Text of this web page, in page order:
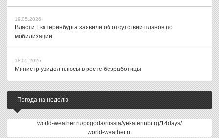
19.05.2026
Власти Екатеринбурга заявили об отсутствии планов по
мобилизации
18.05.2026
Министр увидел плюсы в росте безработицы
Погода на неделю
world-weather.ru/pogoda/russia/yekaterinburg/14days/
world-weather.ru